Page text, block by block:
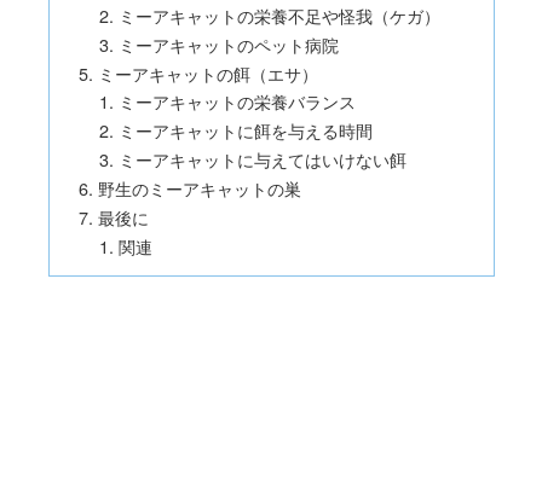
ミーアキャットの栄養不足や怪我（ケガ）
ミーアキャットのペット病院
ミーアキャットの餌（エサ）
ミーアキャットの栄養バランス
ミーアキャットに餌を与える時間
ミーアキャットに与えてはいけない餌
野生のミーアキャットの巣
最後に
関連